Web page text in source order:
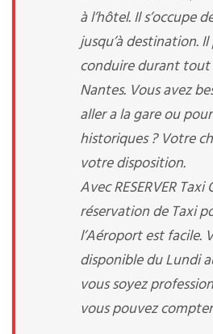
à l’hôtel. Il s’occupe
jusqu’à destination.
conduire durant
Nantes. Vous avez
aller a la gare ou
historiques ? Votre
votre disposition.
Avec RESERVER
réservation de Taxi
l’Aéroport est facile.
disponible du Lundi
vous soyez
vous pouvez